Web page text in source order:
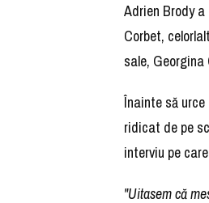
Adrien Brody
Corbet,
sale, Georgina
Înainte să
ridicat de pe
interviu pe
"Uitasem că